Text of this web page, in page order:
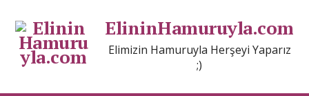
ElininHamuruyla.com
Elimizin Hamuruyla Herşeyi Yaparız
;)